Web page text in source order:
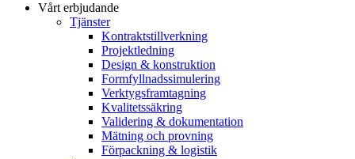
Vårt erbjudande
Tjänster
Kontraktstillverkning
Projektledning
Design & konstruktion
Formfyllnadssimulering
Verktygsframtagning
Kvalitetssäkring
Validering & dokumentation
Mätning och provning
Förpackning & logistik